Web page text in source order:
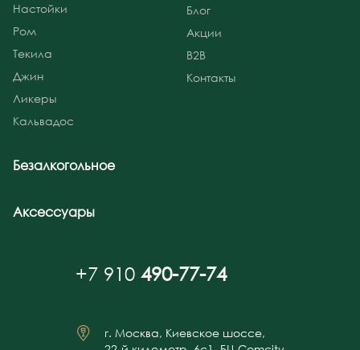
Настойки
Ром
Текила
Джин
Ликеры
Кальвадос
Безалкогольное
Аксессуары
Блог
Акции
B2B
Контакты
+7 910 490-77-74
г. Москва, Киевское шоссе,